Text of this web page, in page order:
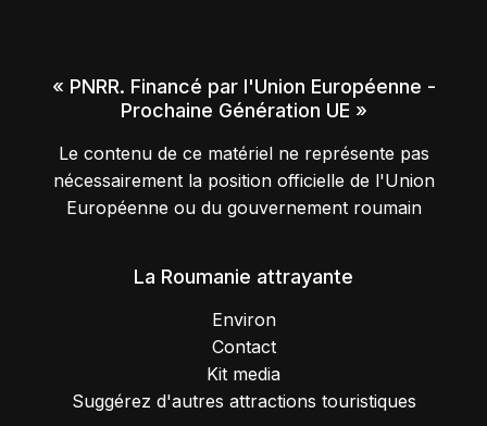
« PNRR. Financé par l'Union Européenne -
Prochaine Génération UE »
Le contenu de ce matériel ne représente pas
nécessairement la position officielle de l'Union
Européenne ou du gouvernement roumain
La Roumanie attrayante
Environ
Contact
Kit media
Suggérez d'autres attractions touristiques